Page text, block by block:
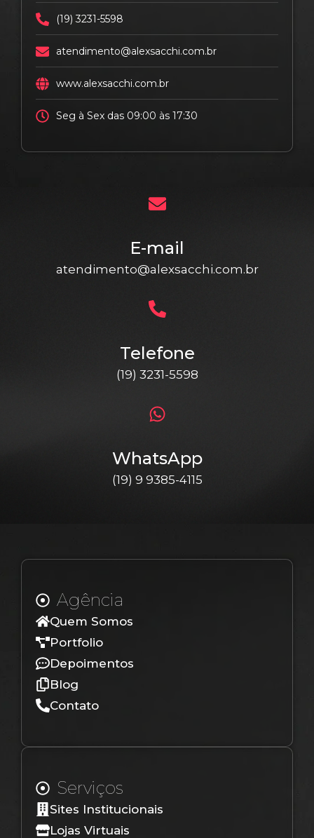
(19) 3231-5598
atendimento@alexsacchi.com.br
www.alexsacchi.com.br
Seg à Sex das 09:00 às 17:30
E-mail
atendimento@alexsacchi.com.br
Telefone
(19) 3231-5598
WhatsApp
(19) 9 9385-4115
Agência
Quem Somos
Portfolio
Depoimentos
Blog
Contato
Serviços
Sites Institucionais
Lojas Virtuais